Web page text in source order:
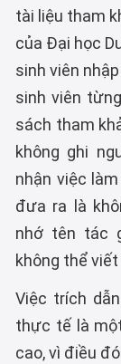
tài liệu tham
của Đại học
sinh viên
sinh viên
sách tham
không ghi
nhận việc
đưa ra là
nhớ tên tác
không thể viết
Việc trích
thực tế là
cao, vì điều